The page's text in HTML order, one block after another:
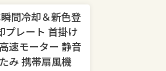
間冷却＆新色登
プレート 首掛け
速モーター 静音
み 携帯扇風機